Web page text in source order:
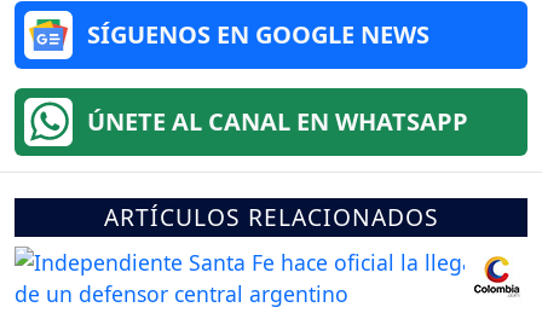
SÍGUENOS EN GOOGLE NEWS
ÚNETE AL CANAL EN WHATSAPP
ARTÍCULOS RELACIONADOS